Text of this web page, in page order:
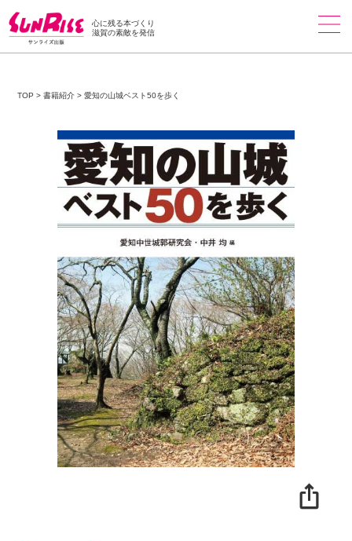
心に残る本づくり
滋賀の素敵を発信
TOP >書籍紹介 >愛知の山城ベスト50を歩く